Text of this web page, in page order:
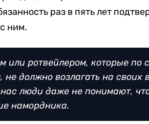
раз в пять лет
ним.
или ротвейлером, которые по
должно возлагать на своих
люди даже не понимают,
намордника.